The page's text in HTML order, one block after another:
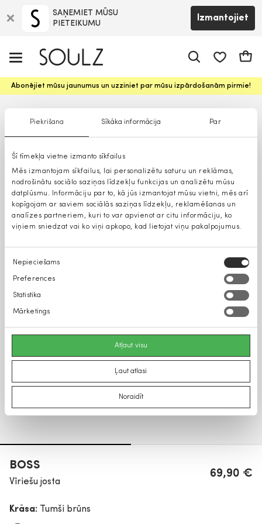
Piekrišana Sīkāka informācija Par
Šī tīmekļa vietne izmanto sīkfailus
Mēs izmantojam sīkfailus, lai personalizētu saturu un reklāmas,
nodrošinātu sociālo saziņas līdzekļu funkcijas un analizētu mūsu
datplūsmu. Informāciju par to, kā jūs izmantojat mūsu vietni, mēs arī
kopīgojam ar saviem sociālās saziņas līdzekļu, reklamēšanas un
analīzes partneriem, kuri to var apvienot ar citu informāciju, ko
viņiem sniedzat vai ko viņi apkopo, kad lietojat viņu pakalpojumus.
Piekrišanas
izvēle
Nepieciešams
Preferences
Statistika
Mārketings
Atļaut visu
Ļaut atlasi
Noraidīt
SAŅEMIET MŪSU
PIETEIKUMU
Izmantojiet
Abonējiet mūsu jaunumus un uzziniet par mūsu izpārdošanām pirmie!
BOSS
Vīriešu josta
69,90 €
Krāsa: Tumši brūns